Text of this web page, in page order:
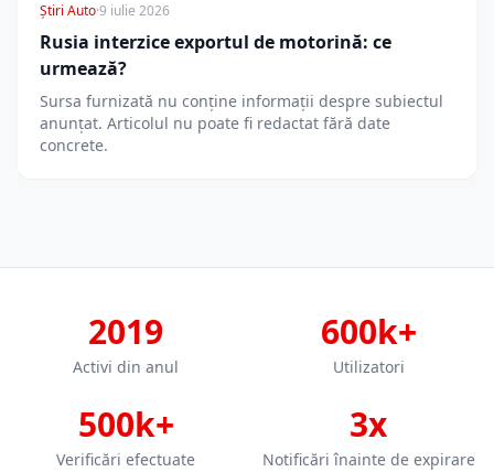
Știri Auto·9 iulie 2026
Rusia interzice exportul de motorină: ce
urmează?
Sursa furnizată nu conține informații despre subiectul
anunțat. Articolul nu poate fi redactat fără date
concrete.
2019
Activi din anul
600k+
Utilizatori
500k+
Verificări efectuate
3x
Notificări înainte de expirare